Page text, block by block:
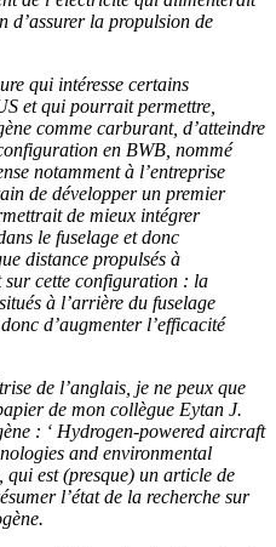
d’assurer la propulsion de
qui intéresse certains
et qui pourrait permettre,
comme carburant, d’atteindre
en BWB, nommé
notamment à l’entreprise
de développer un premier
de mieux intégrer
le fuselage et donc
distance propulsés à
sur cette configuration : la
à l’arrière du fuselage
d’augmenter l’efficacité
de l’anglais, je ne peux que
de mon collègue Eytan J.
: ‘ Hydrogen-powered aircraft
and environmental
est (presque) un article de
l’état de la recherche sur